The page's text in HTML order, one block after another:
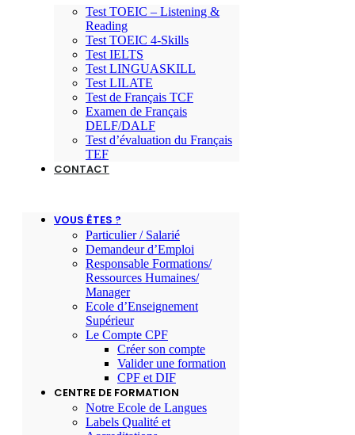
Test TOEIC – Listening &
Reading
Test TOEIC 4-Skills
Test IELTS
Test LINGUASKILL
Test LILATE
Test de Français TCF
Examen de Français
DELF/DALF
Test d’évaluation du Français
TEF
CONTACT
VOUS ÊTES ?
Particulier / Salarié
Demandeur d’Emploi
Responsable Formations/
Ressources Humaines/
Manager
Ecole d’Enseignement
Supérieur
Le Compte CPF
Créer son compte
Valider une formation
CPF et DIF
CENTRE DE FORMATION
Notre Ecole de Langues
Labels Qualité et